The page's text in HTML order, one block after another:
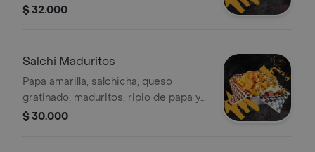
bañada en salsa especial, ripio de
$ 32.000
Salchi Maduritos
Papa amarilla, salchicha, queso
gratinado, maduritos, ripio de papa y
salsas caseras.
$ 30.000